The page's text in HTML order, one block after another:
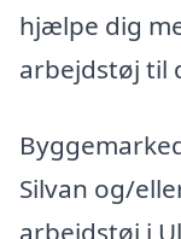
hjælpe dig
arbejdstøj til
Silvan og/
arbejdstøj i